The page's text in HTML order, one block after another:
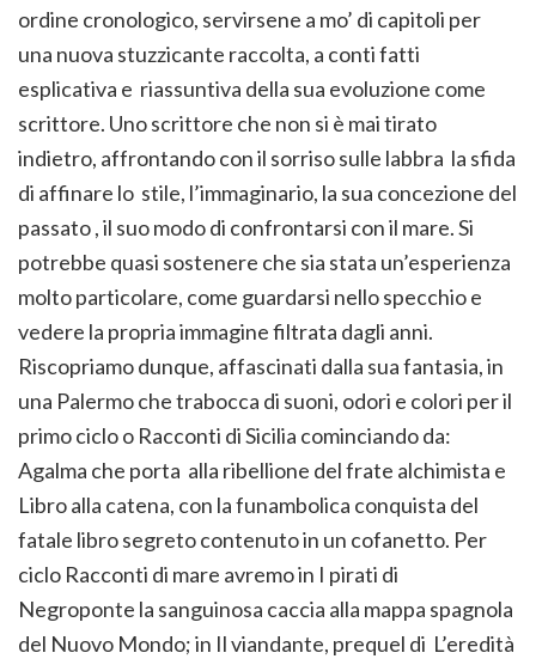
ordine cronologico, servirsene a mo’ di capitoli per
una nuova stuzzicante raccolta, a conti fatti
esplicativa e riassuntiva della sua evoluzione come
scrittore. Uno scrittore che non si è mai tirato
indietro, affrontando con il sorriso sulle labbra la sfida
di affinare lo stile, l’immaginario, la sua concezione del
passato , il suo modo di confrontarsi con il mare. Si
potrebbe quasi sostenere che sia stata un’esperienza
molto particolare, come guardarsi nello specchio e
vedere la propria immagine filtrata dagli anni.
Riscopriamo dunque, affascinati dalla sua fantasia, in
una Palermo che trabocca di suoni, odori e colori per il
primo ciclo o Racconti di Sicilia cominciando da:
Agalma che porta alla ribellione del frate alchimista e
Libro alla catena, con la funambolica conquista del
fatale libro segreto contenuto in un cofanetto. Per
ciclo Racconti di mare avremo in I pirati di
Negroponte la sanguinosa caccia alla mappa spagnola
del Nuovo Mondo; in Il viandante, prequel di L’eredità